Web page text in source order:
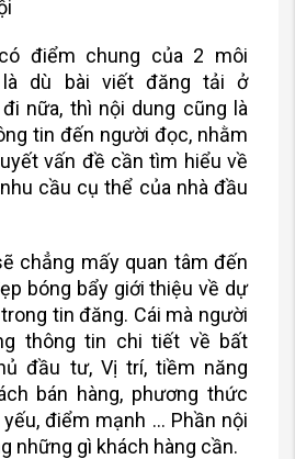
điểm chung của 2 môi
dù bài viết đăng tải ở
nữa, thì nội dung cũng là
tin đến người đọc, nhằm
vấn đề cần tìm hiểu về
cầu cụ thể của nhà đầu
chẳng mấy quan tâm đến
bóng bẩy giới thiệu về dự
tin đăng. Cái mà người
thông tin chi tiết về bất
đầu tư, Vị trí, tiềm năng
bán hàng, phương thức
điểm mạnh … Phần nội
những gì khách hàng cần.